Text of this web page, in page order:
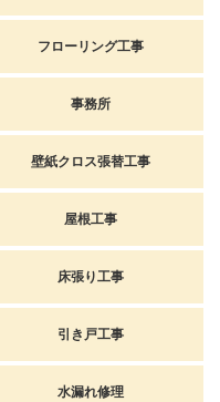
フローリング工事
事務所
壁紙クロス張替工事
屋根工事
床張り工事
引き戸工事
水漏れ修理